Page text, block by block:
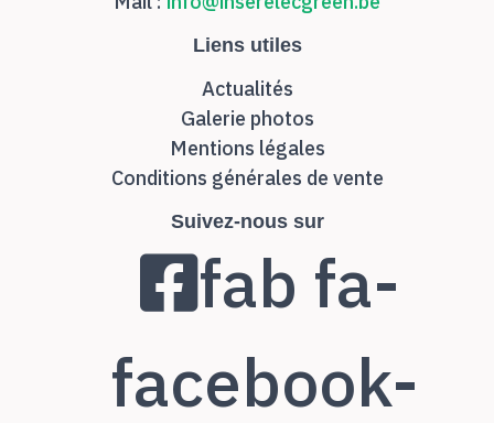
Liens utiles
Actualités
Galerie photos
Mentions légales
Conditions générales de vente
Suivez-nous sur
fab fa-
facebook-